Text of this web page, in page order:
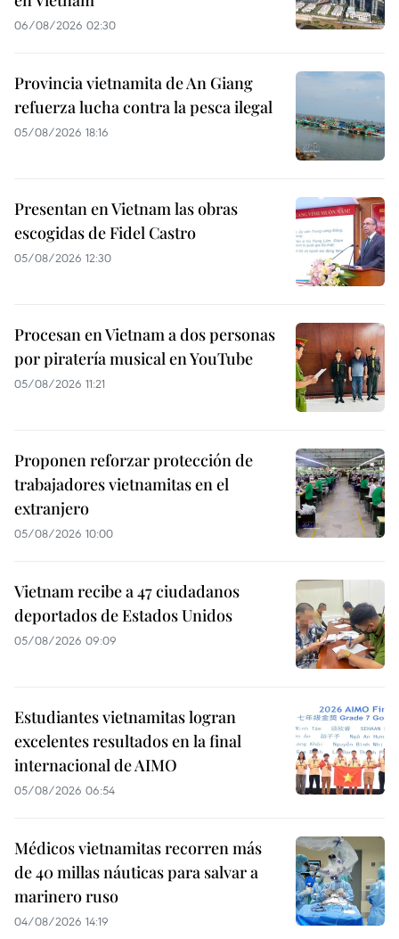
06/08/2026 02:30
Provincia vietnamita de An Giang
refuerza lucha contra la pesca ilegal
05/08/2026 18:16
Presentan en Vietnam las obras
escogidas de Fidel Castro
05/08/2026 12:30
Procesan en Vietnam a dos personas
por piratería musical en YouTube
05/08/2026 11:21
Proponen reforzar protección de
trabajadores vietnamitas en el
extranjero
05/08/2026 10:00
Vietnam recibe a 47 ciudadanos
deportados de Estados Unidos
05/08/2026 09:09
Estudiantes vietnamitas logran
excelentes resultados en la final
internacional de AIMO
05/08/2026 06:54
Médicos vietnamitas recorren más
de 40 millas náuticas para salvar a
marinero ruso
04/08/2026 14:19